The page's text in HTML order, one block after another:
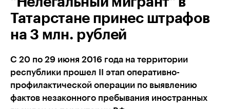
Татарстане принес штрафов
на 3 млн. рублей
С 20 по 29 июня 2016 года на территории
республики прошел II этап оперативно-
профилактической операции по выявлению
фактов незаконного пребывания иностранных